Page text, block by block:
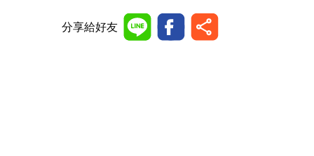
分享給好友